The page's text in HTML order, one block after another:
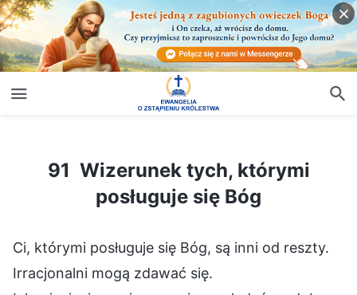
91 Wizerunek tych, którymi posługuje się Bóg
91 Wizerunek tych, którymi
posługuje się Bóg
Ci, którymi posługuje się Bóg, są inni od reszty.
Irracjonalni mogą zdawać się.